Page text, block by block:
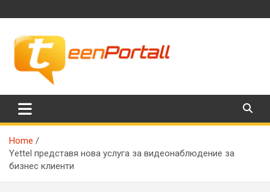
to
TeenPortall
Home
Yettel представя нова услуга за видеонаблюдение за
бизнес клиенти